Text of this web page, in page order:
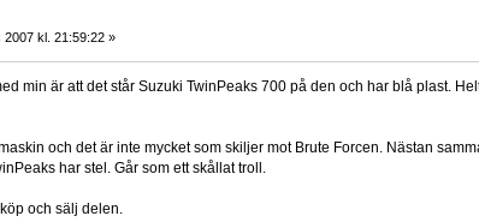
2007 kl. 21:59:22 »
min är att det står Suzuki TwinPeaks 700 på den och har blå plast.
och det är inte mycket som skiljer mot Brute Forcen. Nästan
har stel. Går som ett skållat troll.
och sälj delen.